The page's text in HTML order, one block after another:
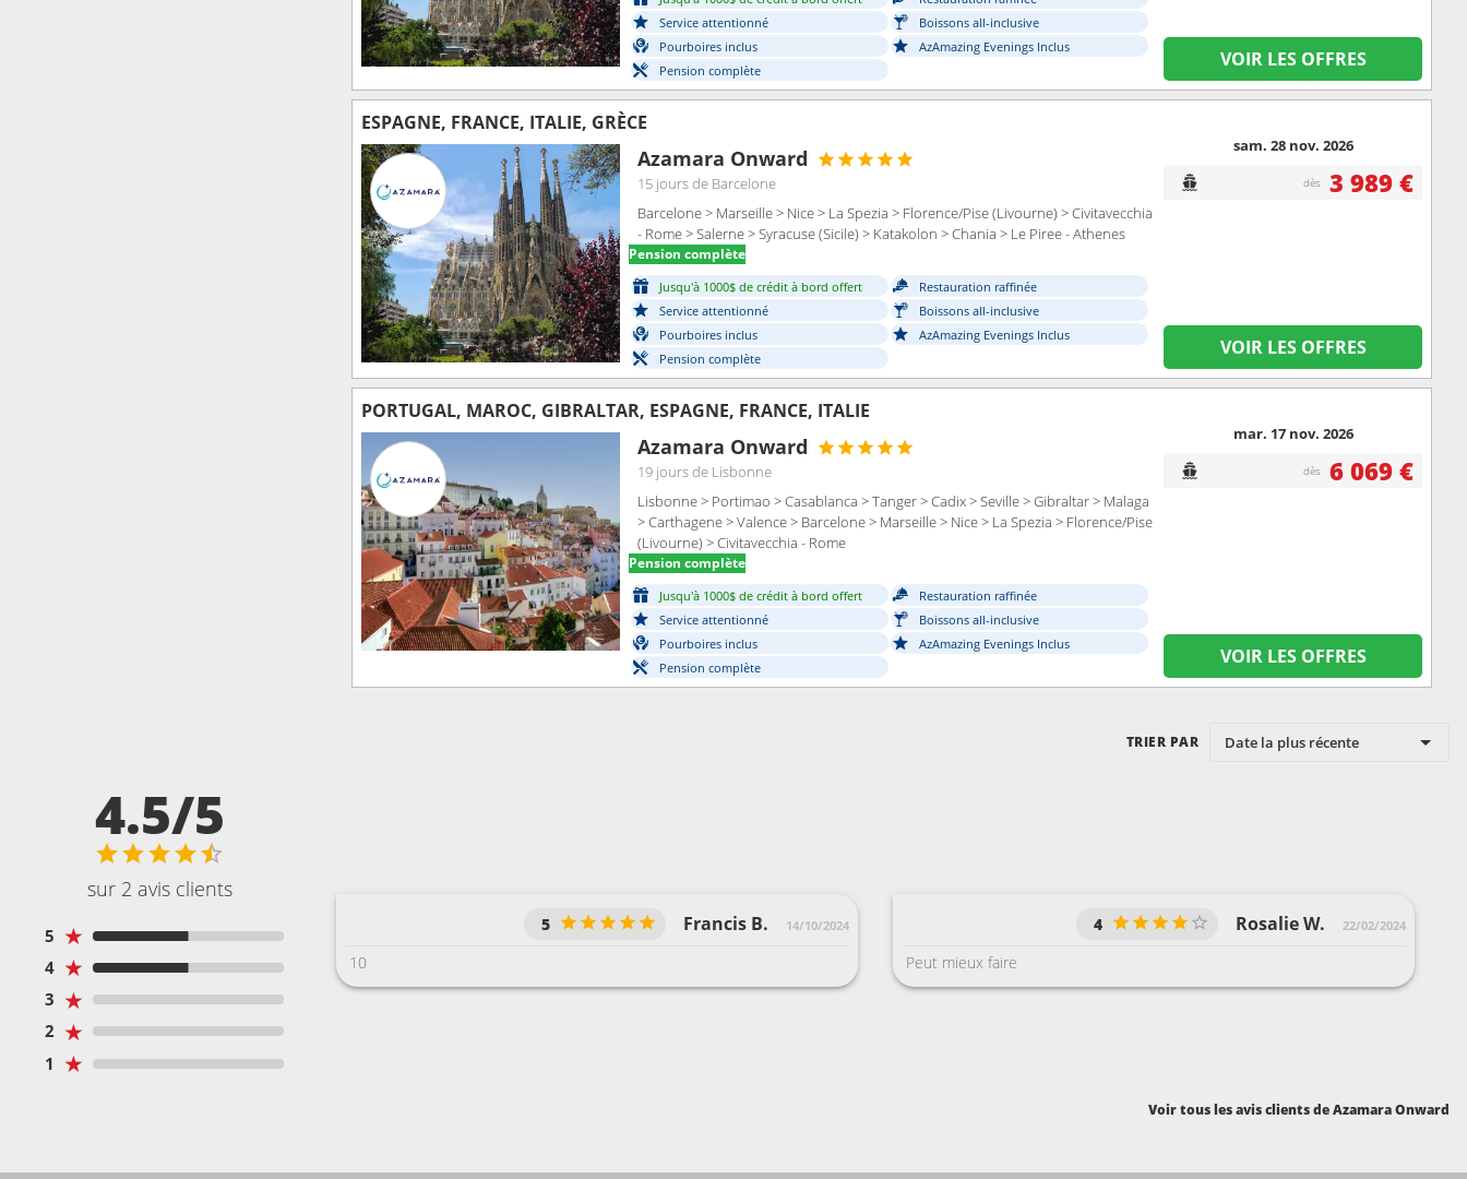
Service attentionné
Boissons all-inclusive
Pourboires inclus
AzAmazing Evenings Inclus
Pension complète
VOIR LES OFFRES
ESPAGNE, FRANCE, ITALIE, GRÈCE
Azamara Onward
15 joursde Barcelone
Barcelone > Marseille > Nice > La Spezia > Florence/Pise (Livourne) > Civitavecchia
- Rome > Salerne > Syracuse (Sicile) > Katakolon > Chania > Le Piree - Athenes
Pension complète
Jusqu'à 1000$ de crédit à bord offert
Restauration raffinée
Service attentionné
Boissons all-inclusive
Pourboires inclus
AzAmazing Evenings Inclus
Pension complète
sam. 28 nov. 2026
dès 3 989 €
VOIR LES OFFRES
PORTUGAL, MAROC, GIBRALTAR, ESPAGNE, FRANCE, ITALIE
Azamara Onward
19 joursde Lisbonne
Lisbonne > Portimao > Casablanca > Tanger > Cadix > Seville > Gibraltar > Malaga
> Carthagene > Valence > Barcelone > Marseille > Nice > La Spezia > Florence/Pise
(Livourne) > Civitavecchia - Rome
Pension complète
Jusqu'à 1000$ de crédit à bord offert
Restauration raffinée
Service attentionné
Boissons all-inclusive
Pourboires inclus
AzAmazing Evenings Inclus
Pension complète
mar. 17 nov. 2026
dès 6 069 €
VOIR LES OFFRES
TRIER PAR Date la plus récente
4.5/5
sur 2 avis clients
5 ★
4 ★
3 ★
2 ★
1 ★
Francis B. 14/10/2024
5
10
Rosalie W. 22/02/2024
4
Peut mieux faire
Voir tous les avis clients de Azamara Onward